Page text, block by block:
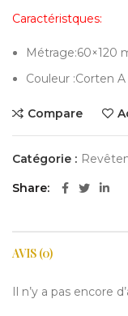
Caractéristques:
Métrage:60×120
Couleur :Corten A
Compare
Catégorie :
Share
AVIS (0)
Il n’y a pas encore